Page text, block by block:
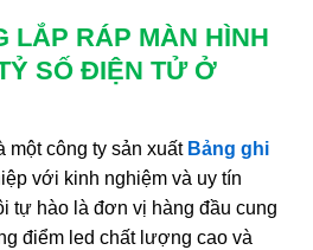
LẮP RÁP MÀN HÌNH
SỐ ĐIỆN TỬ Ở
một công ty sản xuất Bảng ghi
với kinh nghiệm và uy tín
tự hào là đơn vị hàng đầu cung
điểm led chất lượng cao và